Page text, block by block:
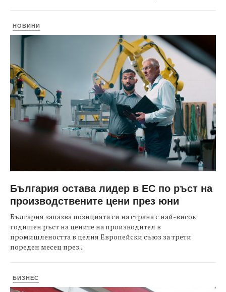
НОВИНИ
България остава лидер в ЕС по ръст на
производствените цени през юни
България запазва позицията си на страна с най-висок
годишен ръст на цените на производител в
промишлеността в целия Европейски съюз за трети
пореден месец през...
БИЗНЕС